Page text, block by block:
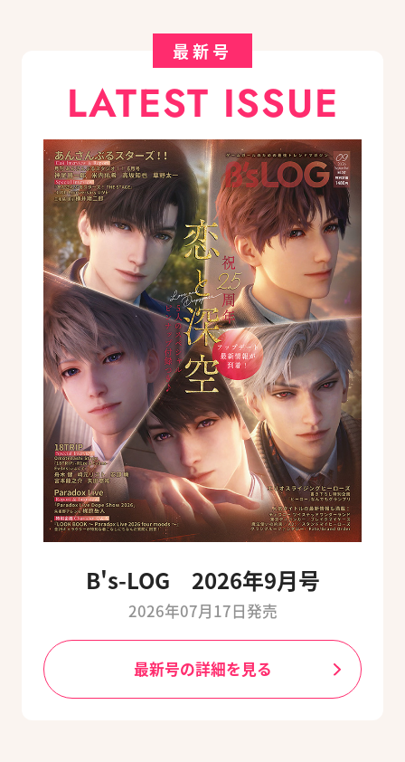
最新号
LATEST ISSUE
B's-LOG 2026年9月号
2026年07月17日発売
最新号の詳細を見る